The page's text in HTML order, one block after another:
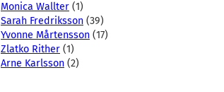
Monica Wallter (1)
Sarah Fredriksson (39)
Yvonne Mårtensson (17)
Zlatko Rither (1)
Arne Karlsson (2)